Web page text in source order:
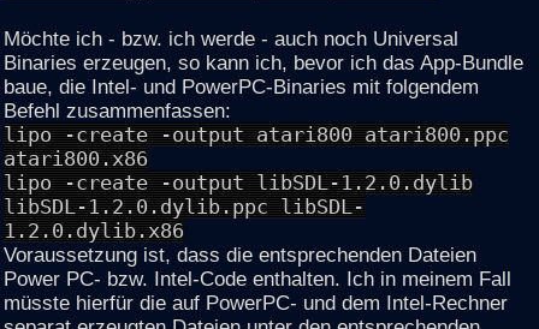
Möchte ich - bzw. ich werde - auch noch Universal
Binaries erzeugen, so kann ich, bevor ich das App-Bundle
baue, die Intel- und PowerPC-Binaries mit folgendem
Befehl zusammenfassen:
lipo -create -output atari800 atari800.ppc
atari800.x86
lipo -create -output libSDL-1.2.0.dylib
libSDL-1.2.0.dylib.ppc libSDL-
1.2.0.dylib.x86
Voraussetzung ist, dass die entsprechenden Dateien
Power PC- bzw. Intel-Code enthalten. Ich in meinem Fall
müsste hierfür die auf PowerPC- und dem Intel-Rechner